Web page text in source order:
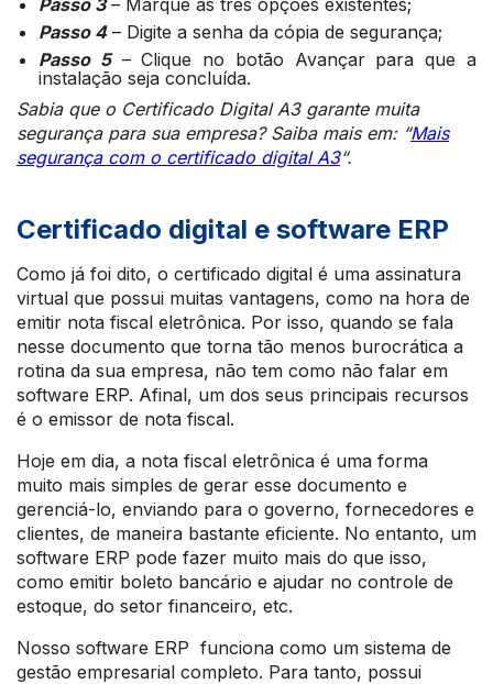
Passo 3– Marque as três opções existentes;
Passo 4– Digite a senha da cópia de segurança;
Passo 5– Clique no botão Avançar para que a
instalação seja concluída.
Sabia que o Certificado Digital A3 garante muita
segurança para sua empresa? Saiba mais em: “Mais
segurança com o certificado digital A3“.
Certificado digital e software ERP
Como já foi dito, o certificado digital é uma assinatura
virtual que possui muitas vantagens, como na hora de
emitir nota fiscal eletrônica. Por isso, quando se fala
nesse documento que torna tão menos burocrática a
rotina da sua empresa, não tem como não falar em
software ERP. Afinal, um dos seus principais recursos
é o emissor de nota fiscal.
Hoje em dia, a nota fiscal eletrônica é uma forma
muito mais simples de gerar esse documento e
gerenciá-lo, enviando para o governo, fornecedores e
clientes, de maneira bastante eficiente. No entanto, um
software ERP pode fazer muito mais do que isso,
como emitir boleto bancário e ajudar no controle de
estoque, do setor financeiro, etc.
Nosso software ERP funciona como um sistema de
gestão empresarial completo. Para tanto, possui